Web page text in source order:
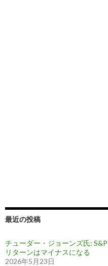
最近の投稿
チューダー・ジョーンズ氏:
リターンはマイナスになる
2026年5月23日